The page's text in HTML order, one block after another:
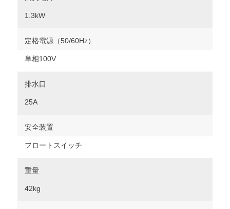
1.3kW
定格電源（50/60Hz）
単相100V
排水口
25A
安全装置
フロートスイッチ
重量
42kg